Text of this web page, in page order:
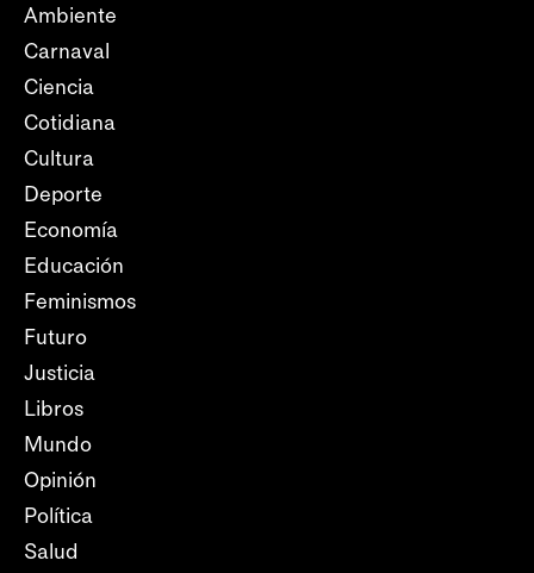
Ambiente
Carnaval
Ciencia
Cotidiana
Cultura
Deporte
Economía
Educación
Feminismos
Futuro
Justicia
Libros
Mundo
Opinión
Política
Salud